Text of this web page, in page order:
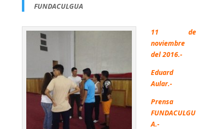
FUNDACULGUA
11 de
noviembre
del 2016.-
Eduard
Aular.-
Prensa
FUNDACULGU
A.-